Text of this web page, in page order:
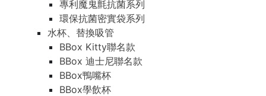
專利魔鬼氈抗菌系列
環保抗菌密實袋系列
水杯、替換吸管
BBox Kitty聯名款
BBox 迪士尼聯名款
BBox鴨嘴杯
BBox學飲杯